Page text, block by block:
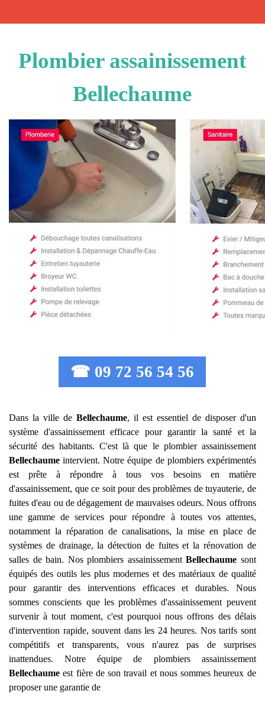
Plombier assainissement
Bellechaume
☎ 09 72 56 54 56
Dans la ville de Bellechaume, il est essentiel de disposer d'un
système d'assainissement efficace pour garantir la santé et la
sécurité des habitants. C'est là que le plombier assainissement
Bellechaume intervient. Notre équipe de plombiers expérimentés
est prête à répondre à tous vos besoins en matière
d'assainissement, que ce soit pour des problèmes de tuyauterie, de
fuites d'eau ou de dégagement de mauvaises odeurs. Nous offrons
une gamme de services pour répondre à toutes vos attentes,
notamment la réparation de canalisations, la mise en place de
systèmes de drainage, la détection de fuites et la rénovation de
salles de bain. Nos plombiers assainissementBellechaume sont
équipés des outils les plus modernes et des matériaux de qualité
pour garantir des interventions efficaces et durables. Nous
sommes conscients que les problèmes d'assainissement peuvent
survenir à tout moment, c'est pourquoi nous offrons des délais
d'intervention rapide, souvent dans les 24 heures. Nos tarifs sont
compétitifs et transparents, vous n'aurez pas de surprises
inattendues. Notre équipe de plombiers assainissement
Bellechaume est fière de son travail et nous sommes heureux de
proposer une garantie de